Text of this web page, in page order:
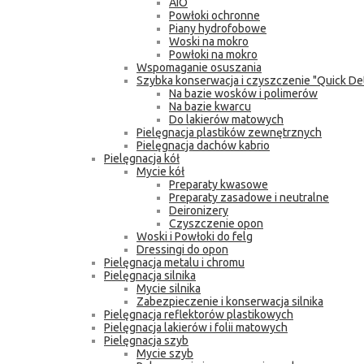
Powłoki ochronne
Piany hydrofobowe
Woski na mokro
Powłoki na mokro
Wspomaganie osuszania
Szybka konserwacja i czyszczenie "Quick
Na bazie wosków i polimerów
Na bazie kwarcu
Do lakierów matowych
Pielęgnacja plastików zewnętrznych
Pielęgnacja dachów kabrio
Pielęgnacja kół
Mycie kół
Preparaty kwasowe
Preparaty zasadowe i neutralne
Deironizery
Czyszczenie opon
Woski i Powłoki do felg
Dressingi do opon
Pielęgnacja metalu i chromu
Pielęgnacja silnika
Mycie silnika
Zabezpieczenie i konserwacja silnika
Pielęgnacja reflektorów plastikowych
Pielęgnacja lakierów i folii matowych
Pielęgnacja szyb
Mycie szyb